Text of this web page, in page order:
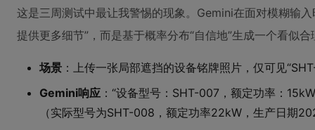
这是三周测试中最让我警惕的现象。Gemini在面对模糊输
提供更多细节”，而是基于概率分布“自信地”生成一个看似
场景 ：上传一张局部遮挡的设备铭牌照片，仅可见
Gemini响应 ：“设备型号：SHT-007，额定功率：
（实际型号为SHT-008，额定功率22kW，生产日期